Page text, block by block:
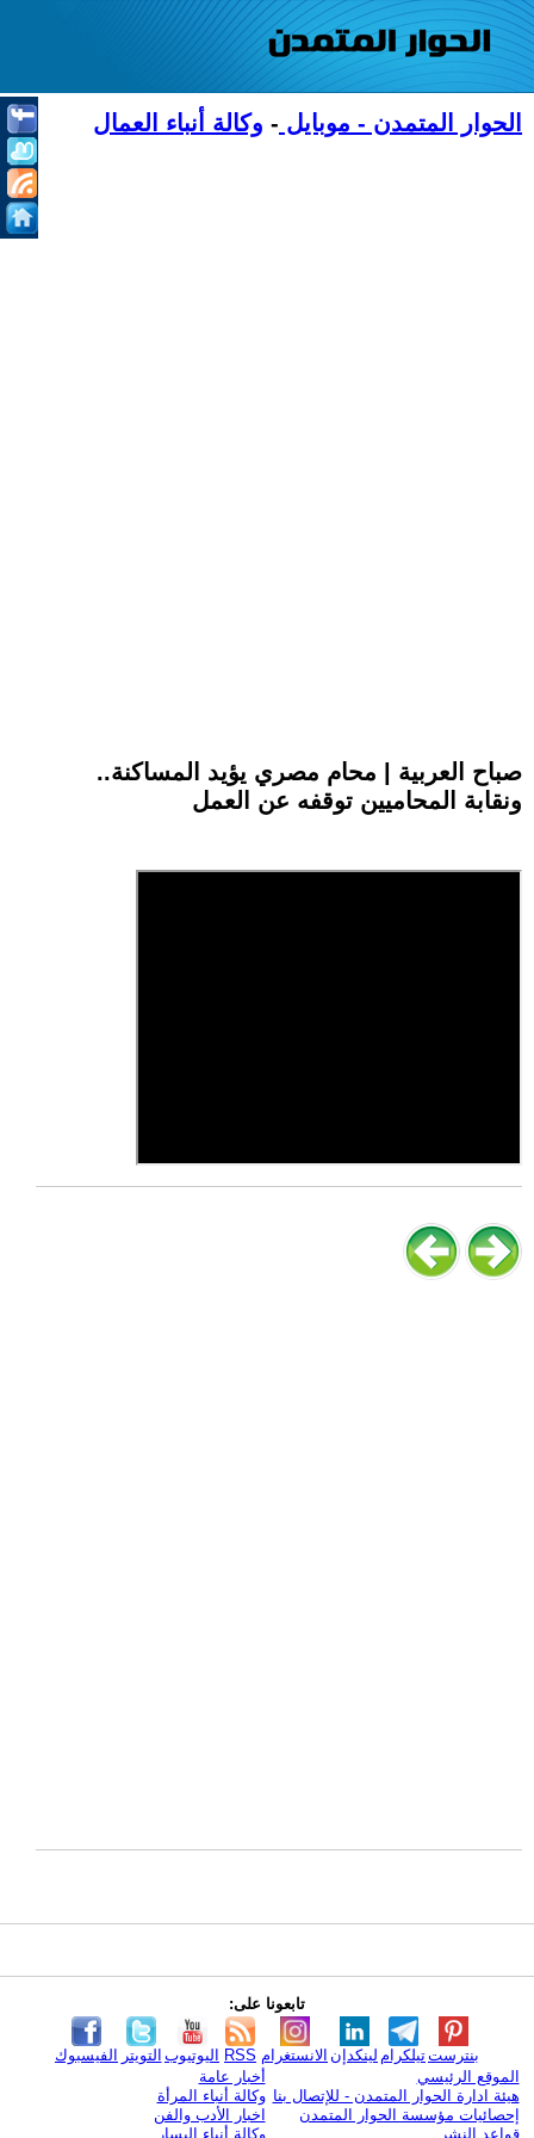
الحوار المتمدن - موبايل - وكالة أنباء العمال
صباح العربية | محام مصري يؤيد المساكنة..
ونقابة المحاميين توقفه عن العمل
تابعونا على:
الفيسبوك التويتر اليوتيوب RSS الانستغرام لينكدإن تيلكرامبنترست
الموقع الرئيسي
هيئة ادارة الحوار المتمدن - للإتصال بنا
إحصائيات مؤسسة الحوار المتمدن
قواعد النشر
أخبار عامة
وكالة أنباء المرأة
اخبار الأدب والفن
وكالة أنباء اليسار